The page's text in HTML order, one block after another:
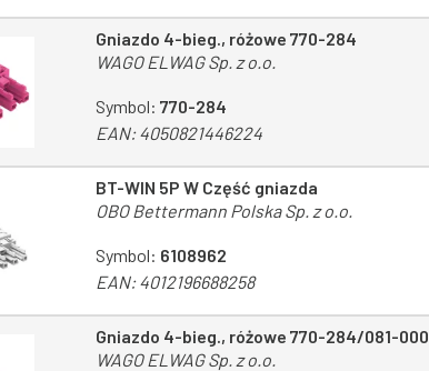
Gniazdo 4-bieg., różowe 770-284
WAGO ELWAG Sp. z o.o.
Symbol: 770-284
EAN:4050821446224
BT-WIN 5P W Część gniazda
OBO Bettermann Polska Sp. z o.o.
Symbol: 6108962
EAN:4012196688258
Gniazdo 4-bieg., różowe 770-284/081-000
WAGO ELWAG Sp. z o.o.